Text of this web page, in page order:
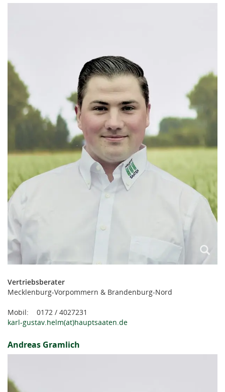
Vertriebsberater
Mecklenburg-Vorpommern & Brandenburg-Nord
Mobil: 0172 / 4027231
karl-gustav.helm(at)hauptsaaten.de
Andreas Gramlich